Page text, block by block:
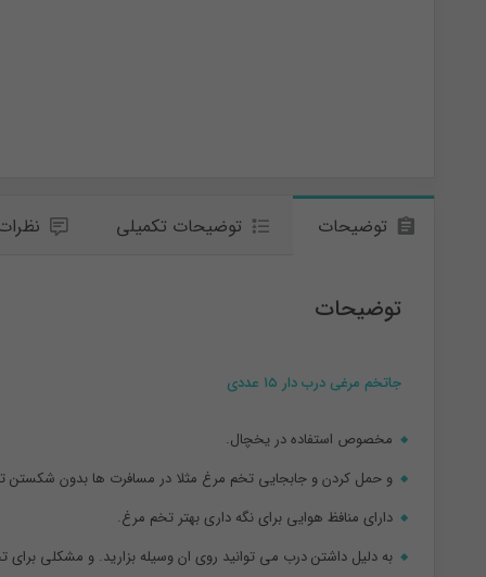
توضیحات توضیحات تکمیلی
توضیحات
جاتخم مرغی درب دار ۱۵ عددی
مخصوص استفاده در یخچال.
و حمل کردن و جابجایی تخم مرغ مثلا در مسافرت ها بدون شکستن
دارای منافظ هوایی برای نگه داری بهتر تخم مرغ.
به دلیل داشتن درب می توانید روی ان وسیله بزارید. و مشکلی